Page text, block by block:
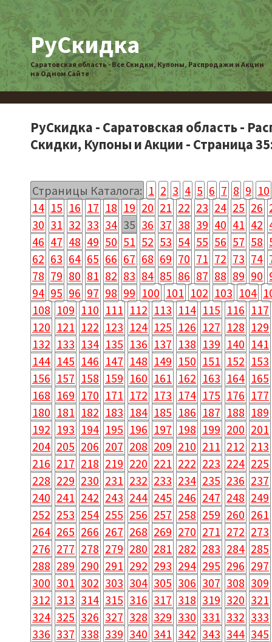
РуСкидка
Саратовская область - Все Скидки, Купоны, Распродажи и Акции
на Одном Сайте
РуСкидка - Саратовская область -
Скидки, Купоны и Акции - Страница
Страницы Каталога: 1 2 3 4 5 6 7 8 9 10
14 15 16 17 18 19 20 21 22 23 24 25 26
30 31 32 33 34 35 36 37 38 39 40 41 42
46 47 48 49 50 51 52 53 54 55 56 57 58
62 63 64 65 66 67 68 69 70 71 72 73 74
78 79 80 81 82 83 84 85 86 87 88 89 90
94 95 96 97 98 99 100 101 102 103 104
108 109 110 111 112 113 114 115 116 117
120 121 122 123 124 125 126 127 128 129
132 133 134 135 136 137 138 139 140 141
144 145 146 147 148 149 150 151 152 153
156 157 158 159 160 161 162 163 164 165
168 169 170 171 172 173 174 175 176 177
180 181 182 183 184 185 186 187 188 189
192 193 194 195 196 197 198 199 200 201
204 205 206 207 208 209 210 211 212 213
216 217 218 219 220 221 222 223 224 225
228 229 230 231 232 233 234 235 236 237
240 241 242 243 244 245 246 247 248 249
252 253 254 255 256 257 258 259 260 261
264 265 266 267 268 269 270 271 272 273
276 277 278 279 280 281 282 283 284 285
288 289 290 291 292 293 294 295 296 297
300 301 302 303 304 305 306 307 308 309
312 313 314 315 316 317 318 319 320 321
324 325 326 327 328 329 330 331 332 333
336 337 338 339 340 341 342 343 344 345